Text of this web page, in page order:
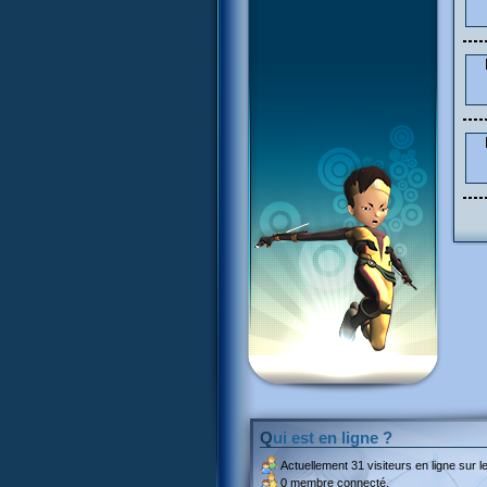
Qui est en ligne ?
Actuellement 31 visiteurs en ligne sur
0 membre connecté.